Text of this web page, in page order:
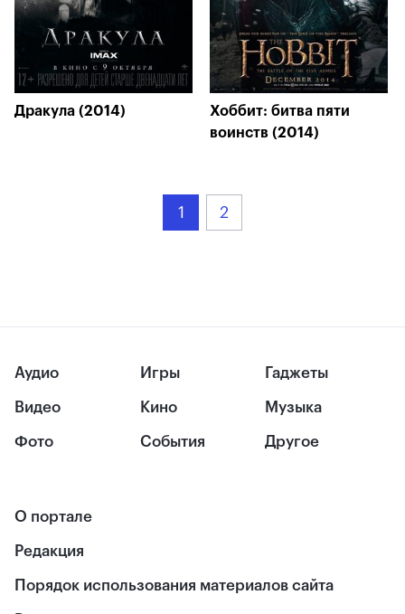
Дракула (2014)
Хоббит: битва пяти
воинств (2014)
1 2
Аудио
Видео
Фото
Игры
Кино
События
Гаджеты
Музыка
Другое
О портале
Редакция
Порядок использования материалов сайта